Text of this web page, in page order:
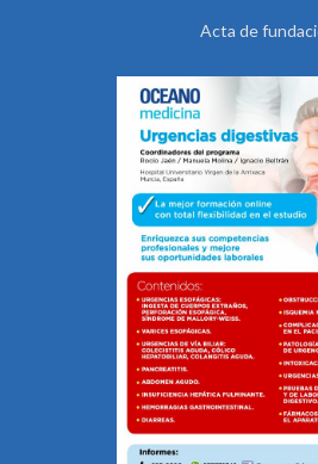
Acta de